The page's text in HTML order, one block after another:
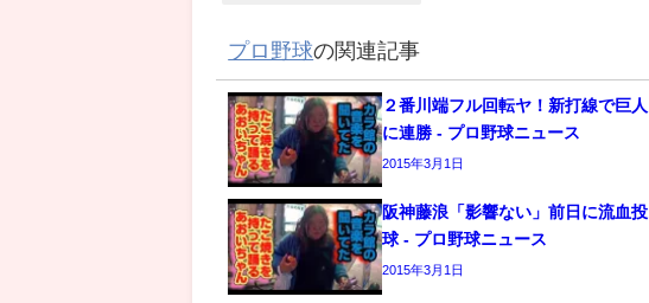
プロ野球の関連記事
２番川端フル回転ヤ！新打線で巨人
に連勝 - プロ野球ニュース
2015年3月1日
阪神藤浪「影響ない」前日に流血投
球 - プロ野球ニュース
2015年3月1日